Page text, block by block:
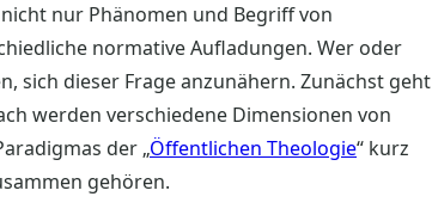
nur Phänomen und Begriff von
normative Aufladungen. Wer oder
sich dieser Frage anzunähern. Zunächst geht
werden verschiedene Dimensionen von
der „Öffentlichen Theologie“ kurz
gehören.